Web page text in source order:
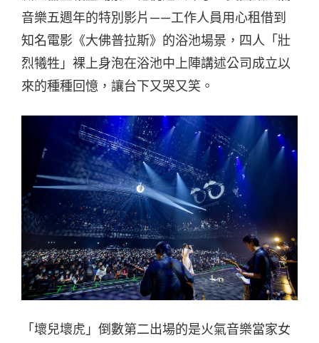
音樂五週年的特別影片——工作人員用心租借到
知名電影《大佛普拉斯》的浴池場景，四人「壯
烈犧牲」裸上身泡在浴池中上陣講述公司成立以
來的種種回憶，讓台下又哭又笑。
「壞兒壞虎」倒數第二出場的是火氣音樂當家女